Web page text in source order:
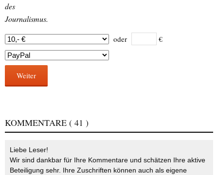
des
Journalismus.
oder €
Weiter
KOMMENTARE ( 41 )
Liebe Leser!
Wir sind dankbar für Ihre Kommentare und schätzen Ihre aktive
Beteiligung sehr. Ihre Zuschriften können auch als eigene